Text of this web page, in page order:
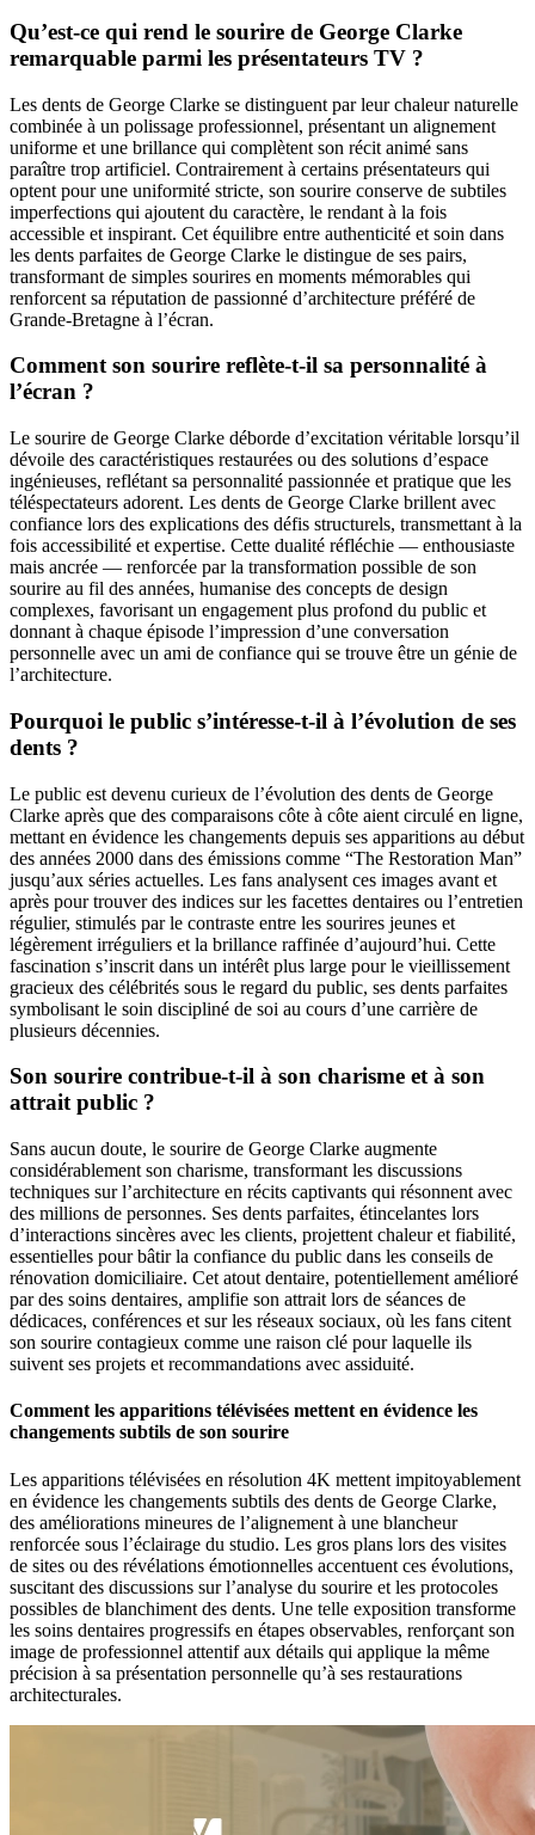
Qu’est-ce qui rend le sourire de George Clarke
remarquable parmi les présentateurs TV ?
Les dents de George Clarke se distinguent par leur chaleur naturelle
combinée à un polissage professionnel, présentant un alignement
uniforme et une brillance qui complètent son récit animé sans
paraître trop artificiel. Contrairement à certains présentateurs qui
optent pour une uniformité stricte, son sourire conserve de subtiles
imperfections qui ajoutent du caractère, le rendant à la fois
accessible et inspirant. Cet équilibre entre authenticité et soin dans
les dents parfaites de George Clarke le distingue de ses pairs,
transformant de simples sourires en moments mémorables qui
renforcent sa réputation de passionné d’architecture préféré de
Grande-Bretagne à l’écran.
Comment son sourire reflète-t-il sa personnalité à
l’écran ?
Le sourire de George Clarke déborde d’excitation véritable lorsqu’il
dévoile des caractéristiques restaurées ou des solutions d’espace
ingénieuses, reflétant sa personnalité passionnée et pratique que les
téléspectateurs adorent. Les dents de George Clarke brillent avec
confiance lors des explications des défis structurels, transmettant à la
fois accessibilité et expertise. Cette dualité réfléchie — enthousiaste
mais ancrée — renforcée par la transformation possible de son
sourire au fil des années, humanise des concepts de design
complexes, favorisant un engagement plus profond du public et
donnant à chaque épisode l’impression d’une conversation
personnelle avec un ami de confiance qui se trouve être un génie de
l’architecture.
Pourquoi le public s’intéresse-t-il à l’évolution de ses
dents ?
Le public est devenu curieux de l’évolution des dents de George
Clarke après que des comparaisons côte à côte aient circulé en ligne,
mettant en évidence les changements depuis ses apparitions au début
des années 2000 dans des émissions comme “The Restoration Man”
jusqu’aux séries actuelles. Les fans analysent ces images avant et
après pour trouver des indices sur les facettes dentaires ou l’entretien
régulier, stimulés par le contraste entre les sourires jeunes et
légèrement irréguliers et la brillance raffinée d’aujourd’hui. Cette
fascination s’inscrit dans un intérêt plus large pour le vieillissement
gracieux des célébrités sous le regard du public, ses dents parfaites
symbolisant le soin discipliné de soi au cours d’une carrière de
plusieurs décennies.
Son sourire contribue-t-il à son charisme et à son
attrait public ?
Sans aucun doute, le sourire de George Clarke augmente
considérablement son charisme, transformant les discussions
techniques sur l’architecture en récits captivants qui résonnent avec
des millions de personnes. Ses dents parfaites, étincelantes lors
d’interactions sincères avec les clients, projettent chaleur et fiabilité,
essentielles pour bâtir la confiance du public dans les conseils de
rénovation domiciliaire. Cet atout dentaire, potentiellement amélioré
par des soins dentaires, amplifie son attrait lors de séances de
dédicaces, conférences et sur les réseaux sociaux, où les fans citent
son sourire contagieux comme une raison clé pour laquelle ils
suivent ses projets et recommandations avec assiduité.
Comment les apparitions télévisées mettent en évidence les
changements subtils de son sourire
Les apparitions télévisées en résolution 4K mettent impitoyablement
en évidence les changements subtils des dents de George Clarke,
des améliorations mineures de l’alignement à une blancheur
renforcée sous l’éclairage du studio. Les gros plans lors des visites
de sites ou des révélations émotionnelles accentuent ces évolutions,
suscitant des discussions sur l’analyse du sourire et les protocoles
possibles de blanchiment des dents. Une telle exposition transforme
les soins dentaires progressifs en étapes observables, renforçant son
image de professionnel attentif aux détails qui applique la même
précision à sa présentation personnelle qu’à ses restaurations
architecturales.